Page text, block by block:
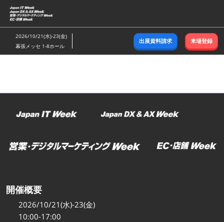
ス
キ
ッ
し
む
2026/10/21(水)-23(金)
幕張メッセ 1-8ホール
出展資料請求 来場登録
開催概要
2026/10/21(水)-23(金)
10:00-17:00